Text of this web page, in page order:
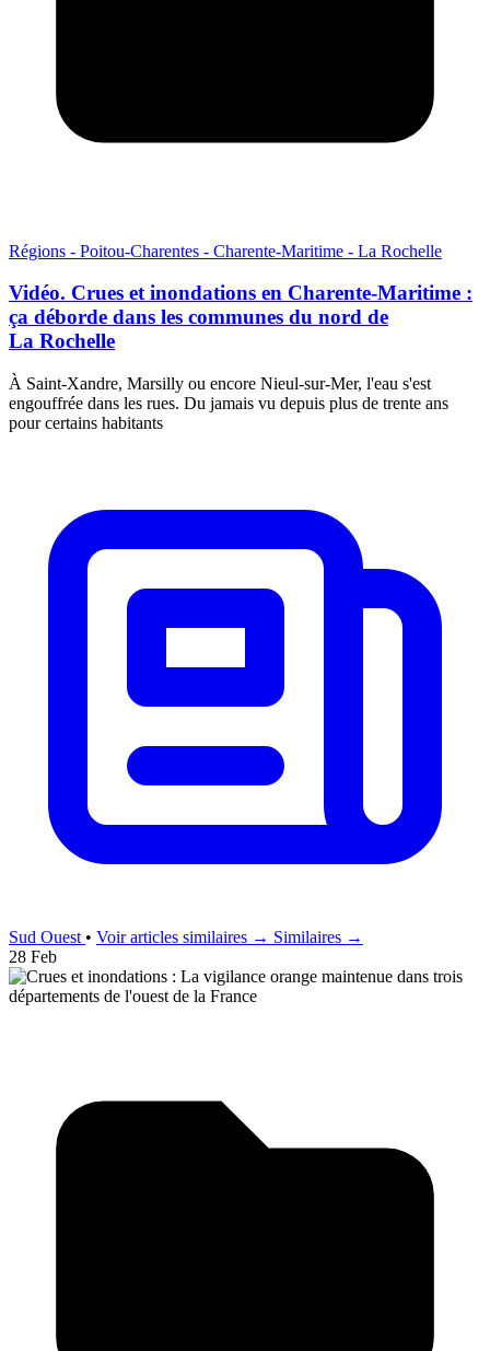
Régions - Poitou-Charentes - Charente-Maritime - La Rochelle
Vidéo. Crues et inondations en Charente-Maritime :
ça déborde dans les communes du nord de
La Rochelle
À Saint-Xandre, Marsilly ou encore Nieul-sur-Mer, l'eau s'est
engouffrée dans les rues. Du jamais vu depuis plus de trente ans
pour certains habitants
Sud Ouest • Voir articles similaires → Similaires →
28 Feb